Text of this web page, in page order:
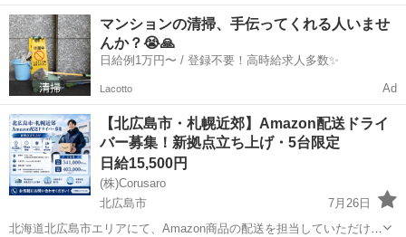
お荷物をお届けする配送業務です。 スマートフォンアプリのナビゲー
ションに従って指定のルート通りに回るだけなので、地理に自信がな
い方や未経験の方でも初日からスムー...
北海道 北広島市 ドライバー 手数料
マンションの清掃、手伝ってくれる人いませ
んか？😭🙏
日給例1万円〜 / 登録不要！高時給求人多数✨
Lacotto Ad
【北広島市・札幌近郊】Amazon配送ドライ
バー募集！新拠点立ち上げ・5台限定
日給15,500円
(株)Corusaro
北広島市
7月26日
北海道北広島市エリアにて、Amazon商品の配送を担当していただける